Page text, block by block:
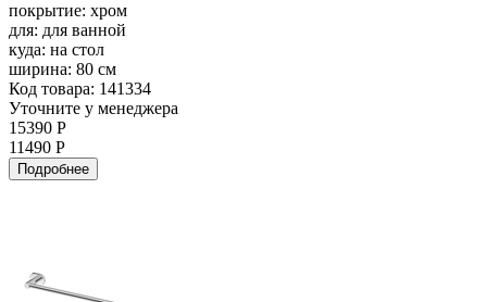
покрытие: хром
для: для ванной
куда: на стол
ширина: 80 см
Код товара: 141334
Уточните у менеджера
15390 Р
11490 Р
Подробнее